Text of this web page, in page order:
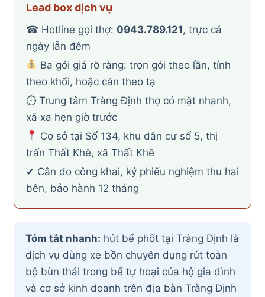
Lead box dịch vụ
☎ Hotline gọi thợ: 0943.789.121, trực cả
ngày lẫn đêm
Ba gói giá rõ ràng: trọn gói theo lần, tính
theo khối, hoặc cân theo tạ
⏱ Trung tâm Tràng Định thợ có mặt nhanh,
xã xa hẹn giờ trước
Cơ sở tại Số 134, khu dân cư số 5, thị
trấn Thất Khê, xã Thất Khê
✔ Cân đo công khai, ký phiếu nghiệm thu hai
bên, bảo hành 12 tháng
Tóm tắt nhanh: hút bể phốt tại Tràng Định là
dịch vụ dùng xe bồn chuyên dụng rút toàn
bộ bùn thải trong bể tự hoại của hộ gia đình
và cơ sở kinh doanh trên địa bàn Tràng Định